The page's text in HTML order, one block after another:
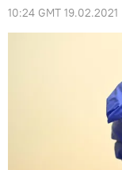
10:24 GMT 19.02.2021